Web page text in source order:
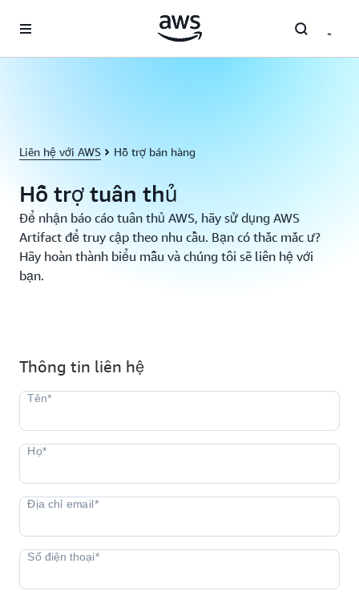
Liên hệ với AWS Hỗ trợ bán hàng
Hỗ trợ tuân thủ
Để nhận báo cáo tuân thủ AWS, hãy sử dụng AWS
Artifact để truy cập theo nhu cầu. Bạn có thắc mắc ư?
Hãy hoàn thành biểu mẫu và chúng tôi sẽ liên hệ với
bạn.
Thông tin liên hệ